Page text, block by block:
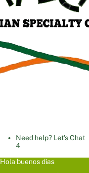
Need help? Let's Chat
4
Hola buenos días